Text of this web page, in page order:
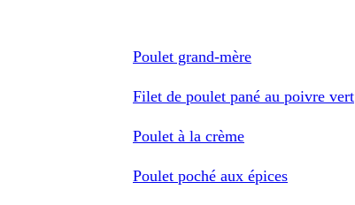
Poulet grand-mère
Filet de poulet pané au poivre vert
Poulet à la crème
Poulet poché aux épices